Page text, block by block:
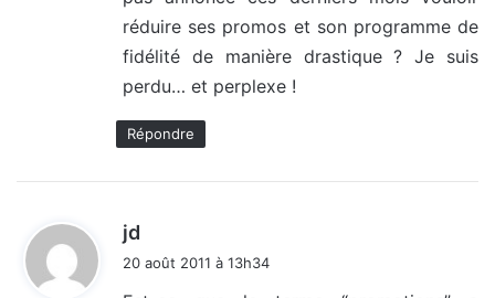
réduire ses promos et son programme de
fidélité de manière drastique ? Je suis
perdu… et perplexe !
Répondre
jd
20 août 2011 à 13h34